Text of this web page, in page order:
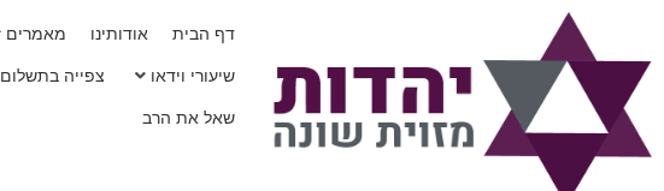
דף הבית אודותינו
מאמרים
שיעורי וידאו
צפייה בתשלום
שאל את הרב